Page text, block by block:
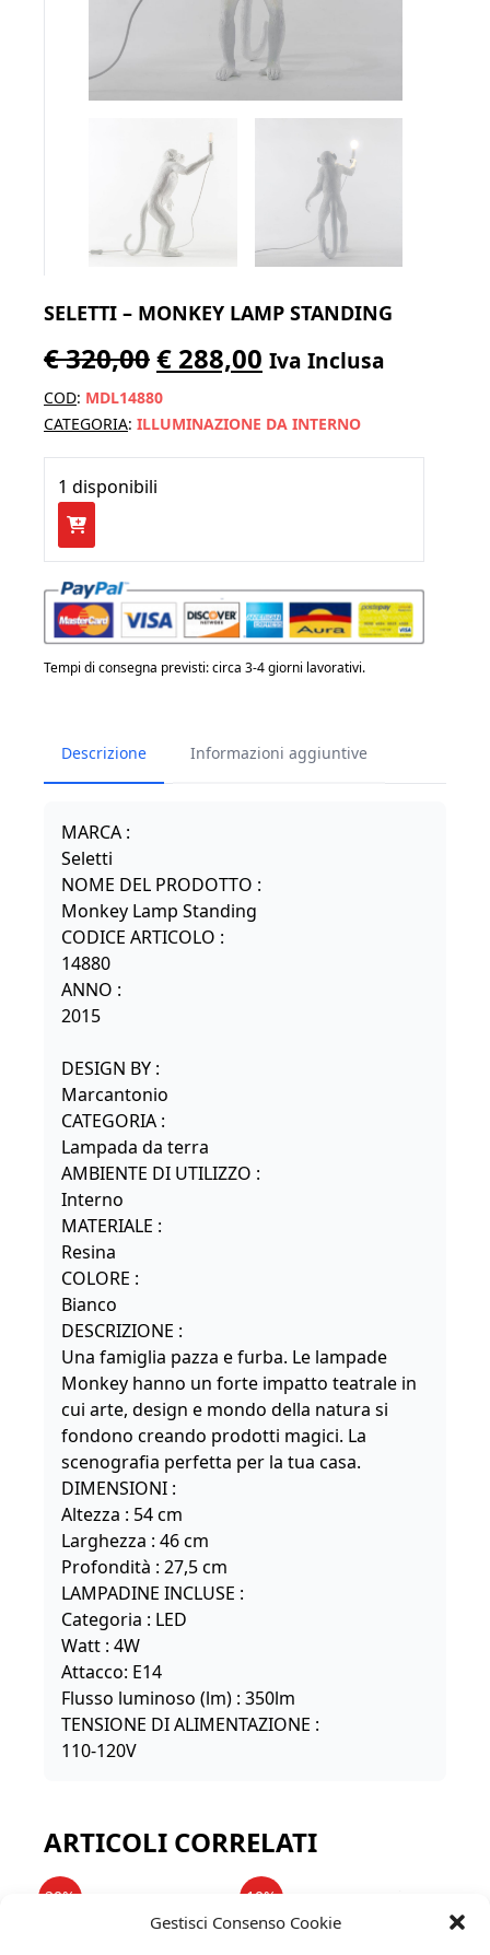
Gestisci Consenso Cookie
SELETTI – MONKEY LAMP STANDING
€320,00Il
prezzo
originale
era:
€ 320,00.
€ 288,00 Il
attuale
è:
Iva Inclusa
COD: MDL14880
CATEGORIA: ILLUMINAZIONE DA INTERNO
1 disponibili
SELETTI
-
MONKEY
LAMP
STANDING
quantità
Tempi di consegna previsti: circa 3-4 giorni lavorativi.
Descrizione Informazioni aggiuntive
MARCA :
Seletti
NOME DEL PRODOTTO :
Monkey Lamp Standing
CODICE ARTICOLO :
14880
ANNO :
2015
DESIGN BY :
Marcantonio
CATEGORIA :
Lampada da terra
AMBIENTE DI UTILIZZO :
Interno
MATERIALE :
Resina
COLORE :
Bianco
DESCRIZIONE :
Una famiglia pazza e furba. Le lampade
Monkey hanno un forte impatto teatrale in
cui arte, design e mondo della natura si
fondono creando prodotti magici. La
scenografia perfetta per la tua casa.
DIMENSIONI :
Altezza : 54 cm
Larghezza : 46 cm
Profondità : 27,5 cm
LAMPADINE INCLUSE :
Categoria : LED
Watt : 4W
Attacco: E14
Flusso luminoso (lm) : 350lm
TENSIONE DI ALIMENTAZIONE :
110-120V
ARTICOLI CORRELATI
20% 10%